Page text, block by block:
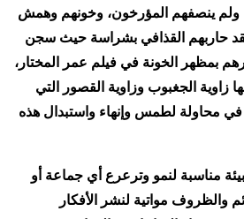
ولم ينصفهم المؤرخون، وخونهم وهمش
حاربهم القذافي بشراسة حيث سجن
بمظهر الخونة في فيلم عمر المختار،
زاوية الجغبوب وزاوية القصور التي
في محاولة لطمس وإنهاء واستبدال هذه
مناسبة لنمو وترعرع أي جماعة أو
والظروف مواتية لنشر الأفكار